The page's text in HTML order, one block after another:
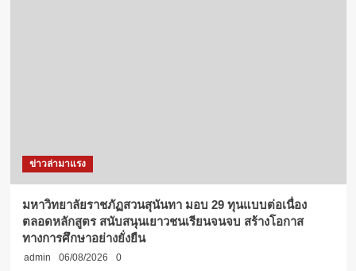
ข่าวล่ามาแรง
มหาวิทยาลัยราชภัฏสวนสุนันทา มอบ 29 ทุนแบบต่อเนื่อง
ตลอดหลักสูตร สนับสนุนเยาวชนเรียนจนจบ สร้างโอกาส
ทางการศึกษาอย่างยั่งยืน
admin 06/08/2026 0